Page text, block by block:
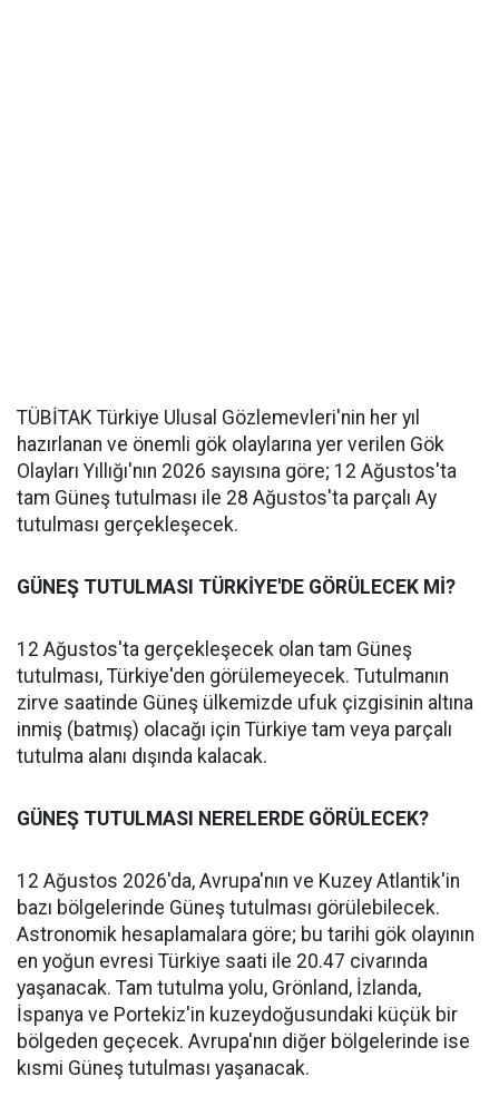
TÜBİTAK Türkiye Ulusal Gözlemevleri'nin her yıl
hazırlanan ve önemli gök olaylarına yer verilen Gök
Olayları Yıllığı'nın 2026 sayısına göre; 12 Ağustos'ta
tam Güneş tutulması ile 28 Ağustos'ta parçalı Ay
tutulması gerçekleşecek.
GÜNEŞ TUTULMASI TÜRKİYE'DE GÖRÜLECEK Mİ?
12 Ağustos'ta gerçekleşecek olan tam Güneş
tutulması, Türkiye'den görülemeyecek. Tutulmanın
zirve saatinde Güneş ülkemizde ufuk çizgisinin altına
inmiş (batmış) olacağı için Türkiye tam veya parçalı
tutulma alanı dışında kalacak.
GÜNEŞ TUTULMASI NERELERDE GÖRÜLECEK?
12 Ağustos 2026'da, Avrupa'nın ve Kuzey Atlantik'in
bazı bölgelerinde Güneş tutulması görülebilecek.
Astronomik hesaplamalara göre; bu tarihi gök olayının
en yoğun evresi Türkiye saati ile 20.47 civarında
yaşanacak. Tam tutulma yolu, Grönland, İzlanda,
İspanya ve Portekiz'in kuzeydoğusundaki küçük bir
bölgeden geçecek. Avrupa'nın diğer bölgelerinde ise
kısmi Güneş tutulması yaşanacak.